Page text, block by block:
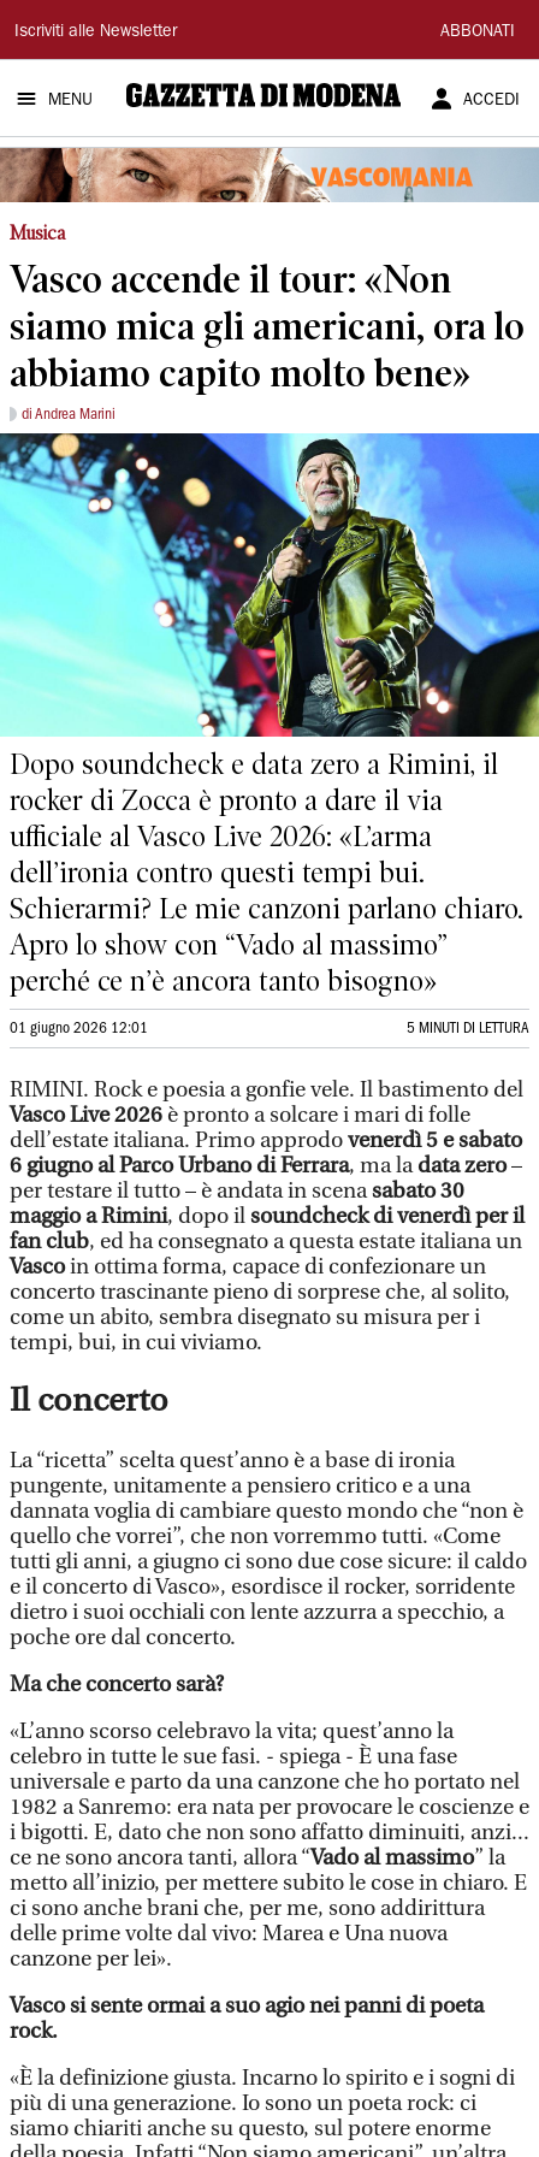
Gazzetta
di
Modena
Iscriviti alle Newsletter ABBONATI
MENU ACCEDI
Musica
Vasco accende il tour: «Non
siamo mica gli americani, ora lo
abbiamo capito molto bene»
di Andrea Marini
Dopo soundcheck e data zero a Rimini, il
rocker di Zocca è pronto a dare il via
ufficiale al Vasco Live 2026: «L’arma
dell’ironia contro questi tempi bui.
Schierarmi? Le mie canzoni parlano chiaro.
Apro lo show con “Vado al massimo”
perché ce n’è ancora tanto bisogno»
01 giugno 2026 12:01 5 MINUTI DI LETTURA
RIMINI. Rock e poesia a gonfie vele. Il bastimento del
Vasco Live 2026 è pronto a solcare i mari di folle
dell’estate italiana. Primo approdovenerdì 5 e sabato
6 giugno al Parco Urbano di Ferrara, ma ladata zero–
per testare il tutto – è andata in scenasabato 30
maggio a Rimini, dopo ilsoundcheck di venerdì per il
fan club, ed ha consegnato a questa estate italiana un
Vascoin ottima forma, capace di confezionare un
concerto trascinante pieno di sorprese che, al solito,
come un abito, sembra disegnato su misura per i
tempi, bui, in cui viviamo.
Il concerto
La “ricetta” scelta quest’anno è a base di ironia
pungente, unitamente a pensiero critico e a una
dannata voglia di cambiare questo mondo che “non è
quello che vorrei”, che non vorremmo tutti. «Come
tutti gli anni, a giugno ci sono due cose sicure: il caldo
e il concerto di Vasco», esordisce il rocker, sorridente
dietro i suoi occhiali con lente azzurra a specchio, a
poche ore dal concerto.
Ma che concerto sarà?
«L’anno scorso celebravo la vita; quest’anno la
celebro in tutte le sue fasi. - spiega - È una fase
universale e parto da una canzone che ho portato nel
1982 a Sanremo: era nata per provocare le coscienze e
i bigotti. E, dato che non sono affatto diminuiti, anzi...
ce ne sono ancora tanti, allora “Vado al massimo” la
metto all’inizio, per mettere subito le cose in chiaro. E
ci sono anche brani che, per me, sono addirittura
delle prime volte dal vivo: Marea e Una nuova
canzone per lei».
Vasco si sente ormai a suo agio nei panni di poeta
rock.
«È la definizione giusta. Incarno lo spirito e i sogni di
più di una generazione. Io sono un poeta rock: ci
siamo chiariti anche su questo, sul potere enorme